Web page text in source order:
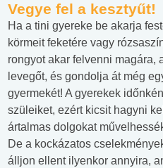
Vegye fel a kesztyűt!
Ha a tini gyereke be akarja
körmeit feketére vagy
rongyot akar felvenni magára,
levegőt, és gondolja át még
gyermekét! A gyerekek
szüleiket, ezért kicsit hagyni
ártalmas dolgokat
De a kockázatos
álljon ellent ilyenkor annyira,